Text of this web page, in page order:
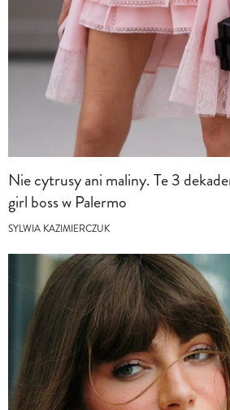
Nie cytrusy ani maliny. Te 3
girl boss w Palermo
SYLWIA KAZIMIERCZUK